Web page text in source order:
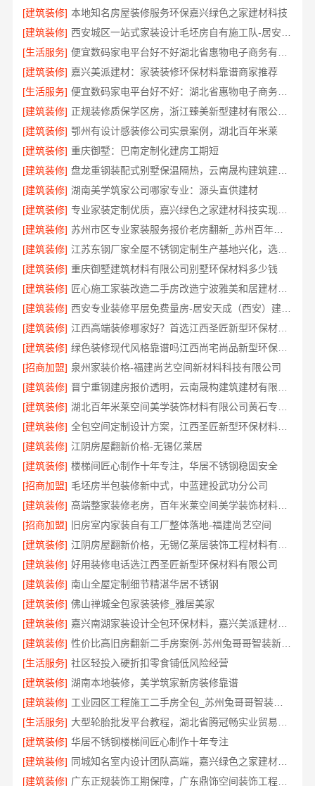
[建筑装修] 本地知名房屋装修服务环保嘉兴绿色之家建材科技
[建筑装修]
[生活服务]
[建筑装修] 嘉兴美派建材：家装装修环保材料靠谱商家推荐
[生活服务]
便宜数码家电平台好不好：湖北省惠物电子商务有限公司
[建筑装修]
正规装修质保学区房，浙江臻美新型建材有限公司保障孩子未来
[建筑装修] 鄂州有设计感装修公司实景案例，湖北百年米莱
[建筑装修] 重庆御墅：巴南定制化建房工期短
[建筑装修]
盘龙重钢装配式别墅保温隔热，云南晟构建筑建材有限公司
[建筑装修] 湖南美学筑家公司哪家专业：源头直供建材
[建筑装修]
专业家装定制优质，嘉兴绿色之家建材科技实现您的理想居所
[建筑装修]
苏州市区专业家装服务报价老房翻新_苏州百年豪庭新材料
[建筑装修]
江苏东钢厂家全屋不锈钢定制生产基地兴化，选江苏东钢金属科技有限公司
[建筑装修] 重庆御墅建筑材料有限公司别墅环保材料多少钱
[建筑装修]
匠心施工家装改造二手房改造宁波雅美和居建材科技有限公司
[建筑装修]
西安专业装修平层免费量房-居安天成（西安）建筑工程有限责任公司
[建筑装修]
江西高端装修哪家好？首选江西圣匠新型环保材料有限公司
[建筑装修]
绿色装修现代风格靠谱吗江西尚宅尚品新型环保材料有限公司
[招商加盟] 泉州家装价格-福建尚艺空间新材料科技有限公司
[建筑装修]
[建筑装修]
[建筑装修]
全包空间定制设计方案，江西圣匠新型环保材料有限公司一站式服务
[建筑装修] 江阴房屋翻新价格-无锡亿莱居
[建筑装修] 楼梯间匠心制作十年专注，华居不锈钢稳固安全
[招商加盟] 毛坯房半包装修新中式，中蓝建投武功分公司
[建筑装修]
高端整家装修老房，百年米莱空间美学装饰材料有限公司焕新理想家
[招商加盟]
旧房室内家装自有工厂整体落地-福建尚艺空间
[建筑装修]
[建筑装修] 好用装修电话选江西圣匠新型环保材料有限公司
[建筑装修] 南山全屋定制细节精湛华居不锈钢
[建筑装修] 佛山禅城全包家装装修_雅居美家
[建筑装修]
嘉兴南湖家装设计全包环保材料，嘉兴美派建材科技为您打造绿色家园
[建筑装修]
性价比高旧房翻新二手房案例-苏州兔哥哥智装新材料
[生活服务] 社区轻投入硬折扣零食铺低风险经营
[建筑装修] 湖南本地装修，美学筑家新房装修靠谱
[建筑装修]
工业园区工程施工二手房全包_苏州兔哥哥智装新材料有限公司
[生活服务]
[建筑装修] 华居不锈钢楼梯间匠心制作十年专注
[建筑装修]
同城知名室内设计团队高端，嘉兴绿色之家建材科技有限公司
[建筑装修]
广东正规装饰工期保障，广东鼎饰空间装饰工程有限公司